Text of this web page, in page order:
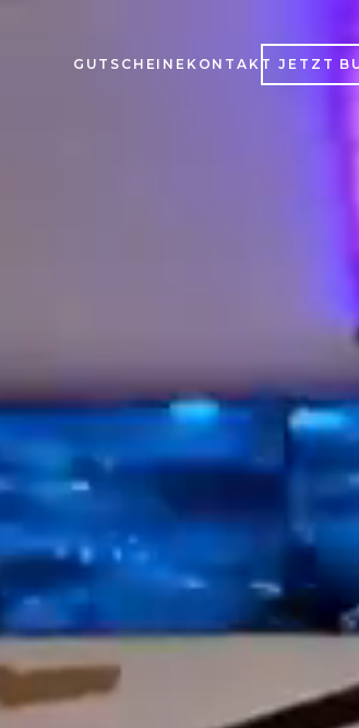
GUTSCHEINE KONTAKT JETZT